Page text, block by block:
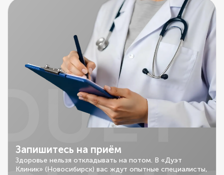
Запишитесь на приём
Здоровье нельзя откладывать на потом. В «Дуэт
Клиник» (Новосибирск) вас ждут опытные специалисты,